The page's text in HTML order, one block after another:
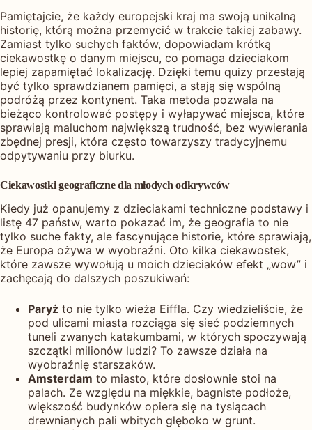
Pamiętajcie, że każdy europejski kraj ma swoją unikalną
historię, którą można przemycić w trakcie takiej zabawy.
Zamiast tylko suchych faktów, dopowiadam krótką
ciekawostkę o danym miejscu, co pomaga dzieciakom
lepiej zapamiętać lokalizację. Dzięki temu quizy przestają
być tylko sprawdzianem pamięci, a stają się wspólną
podróżą przez kontynent. Taka metoda pozwala na
bieżąco kontrolować postępy i wyłapywać miejsca, które
sprawiają maluchom największą trudność, bez wywierania
zbędnej presji, która często towarzyszy tradycyjnemu
odpytywaniu przy biurku.
Ciekawostki geograficzne dla młodych odkrywców
Kiedy już opanujemy z dzieciakami techniczne podstawy i
listę 47 państw, warto pokazać im, że geografia to nie
tylko suche fakty, ale fascynujące historie, które sprawiają,
że Europa ożywa w wyobraźni. Oto kilka ciekawostek,
które zawsze wywołują u moich dzieciaków efekt „wow” i
zachęcają do dalszych poszukiwań:
Paryż to nie tylko wieża Eiffla. Czy wiedzieliście, że
pod ulicami miasta rozciąga się sieć podziemnych
tuneli zwanych katakumbami, w których spoczywają
szczątki milionów ludzi? To zawsze działa na
wyobraźnię starszaków.
Amsterdam to miasto, które dosłownie stoi na
palach. Ze względu na miękkie, bagniste podłoże,
większość budynków opiera się na tysiącach
drewnianych pali wbitych głęboko w grunt.